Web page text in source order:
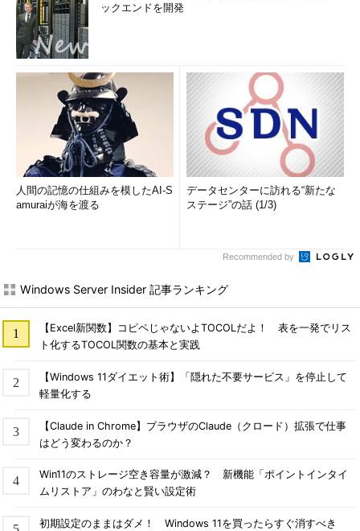
ックエンドを開発
人間の記憶の仕組みを模したAI-S
amuraiが海を渡る
データセンターに訪れる“新たな
ステージ”の話 (1/3)
Recommended by
Windows Server Insider 記事ランキング
【Excel新関数】コピペじゃないよTOCOLだよ！ 表を一発でリス
ト化するTOCOL関数の基本と実践
【Windows 11ダイエット術】「隠れた不要サービス」を停止して
軽量化する
【Claude in Chrome】ブラウザのClaude（クロード）拡張で仕事
はどう変わるのか？
Win11のストレージ空き容量が激減？ 新機能「ポイントインタイ
ムリストア」のわなと賢い設定術
初期設定のままはダメ！ Windows 11を買ったらすぐ消すべき